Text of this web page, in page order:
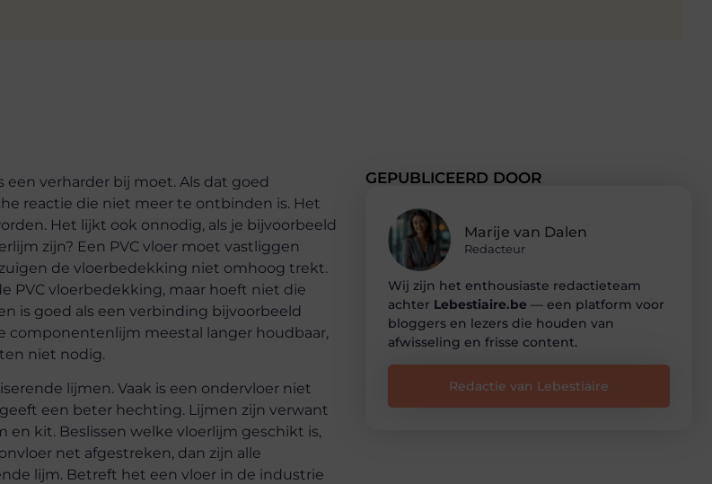
verharder bij moet. Als dat goed
reactie die niet meer te ontbinden is. Het
Het lijkt ook onnodig, als je bijvoorbeeld
zijn? Een PVC vloer moet vastliggen
de vloerbedekking niet omhoog trekt.
PVC vloerbedekking, maar hoeft niet die
is goed als een verbinding bijvoorbeeld
componentenlijm meestal langer houdbaar,
niet nodig.
lijmen. Vaak is een ondervloer niet
een beter hechting. Lijmen zijn verwant
kit. Beslissen welke vloerlijm geschikt is,
net afgestreken, dan zijn alle
lijm. Betreft het een vloer in de industrie
GEPUBLICEERD DOOR
Marije van Dalen
Redacteur
Wij zijn het enthousiaste redactieteam
achter Lebestiaire.be — een platform voor
bloggers en lezers die houden van
afwisseling en frisse content.
Redactie van Lebestiaire